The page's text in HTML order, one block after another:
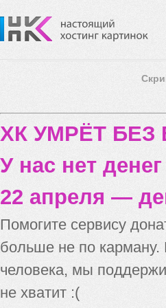
ХК УМРЁТ
У нас нет
22 апреля —
Помогите сервису
больше не по карману.
человека, мы
не хватит :(